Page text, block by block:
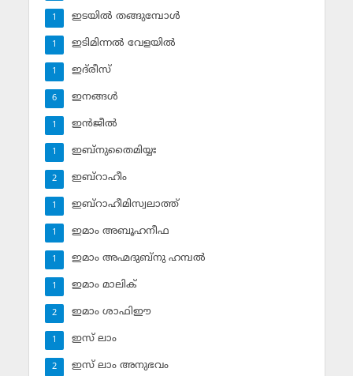
ഇടയില്‍ തങ്ങുമ്പോള്‍
1
ഇടിമിന്നല്‍ വേളയില്‍
1
ഇദ്‌രീസ്‌
1
ഇനങ്ങള്‍
6
ഇന്‍ജീല്‍
1
ഇബ്‌നുതൈമിയ്യഃ
1
ഇബ്‌റാഹീം
2
ഇബ്‌റാഹീമിസ്വലാത്ത്
1
ഇമാം അബൂഹനീഫ
1
ഇമാം അഹ്മദുബ്‌നു ഹമ്പല്‍
1
ഇമാം മാലിക്
1
ഇമാം ശാഫിഈ
2
ഇസ് ലാം
1
ഇസ് ലാം അനുഭവം
2